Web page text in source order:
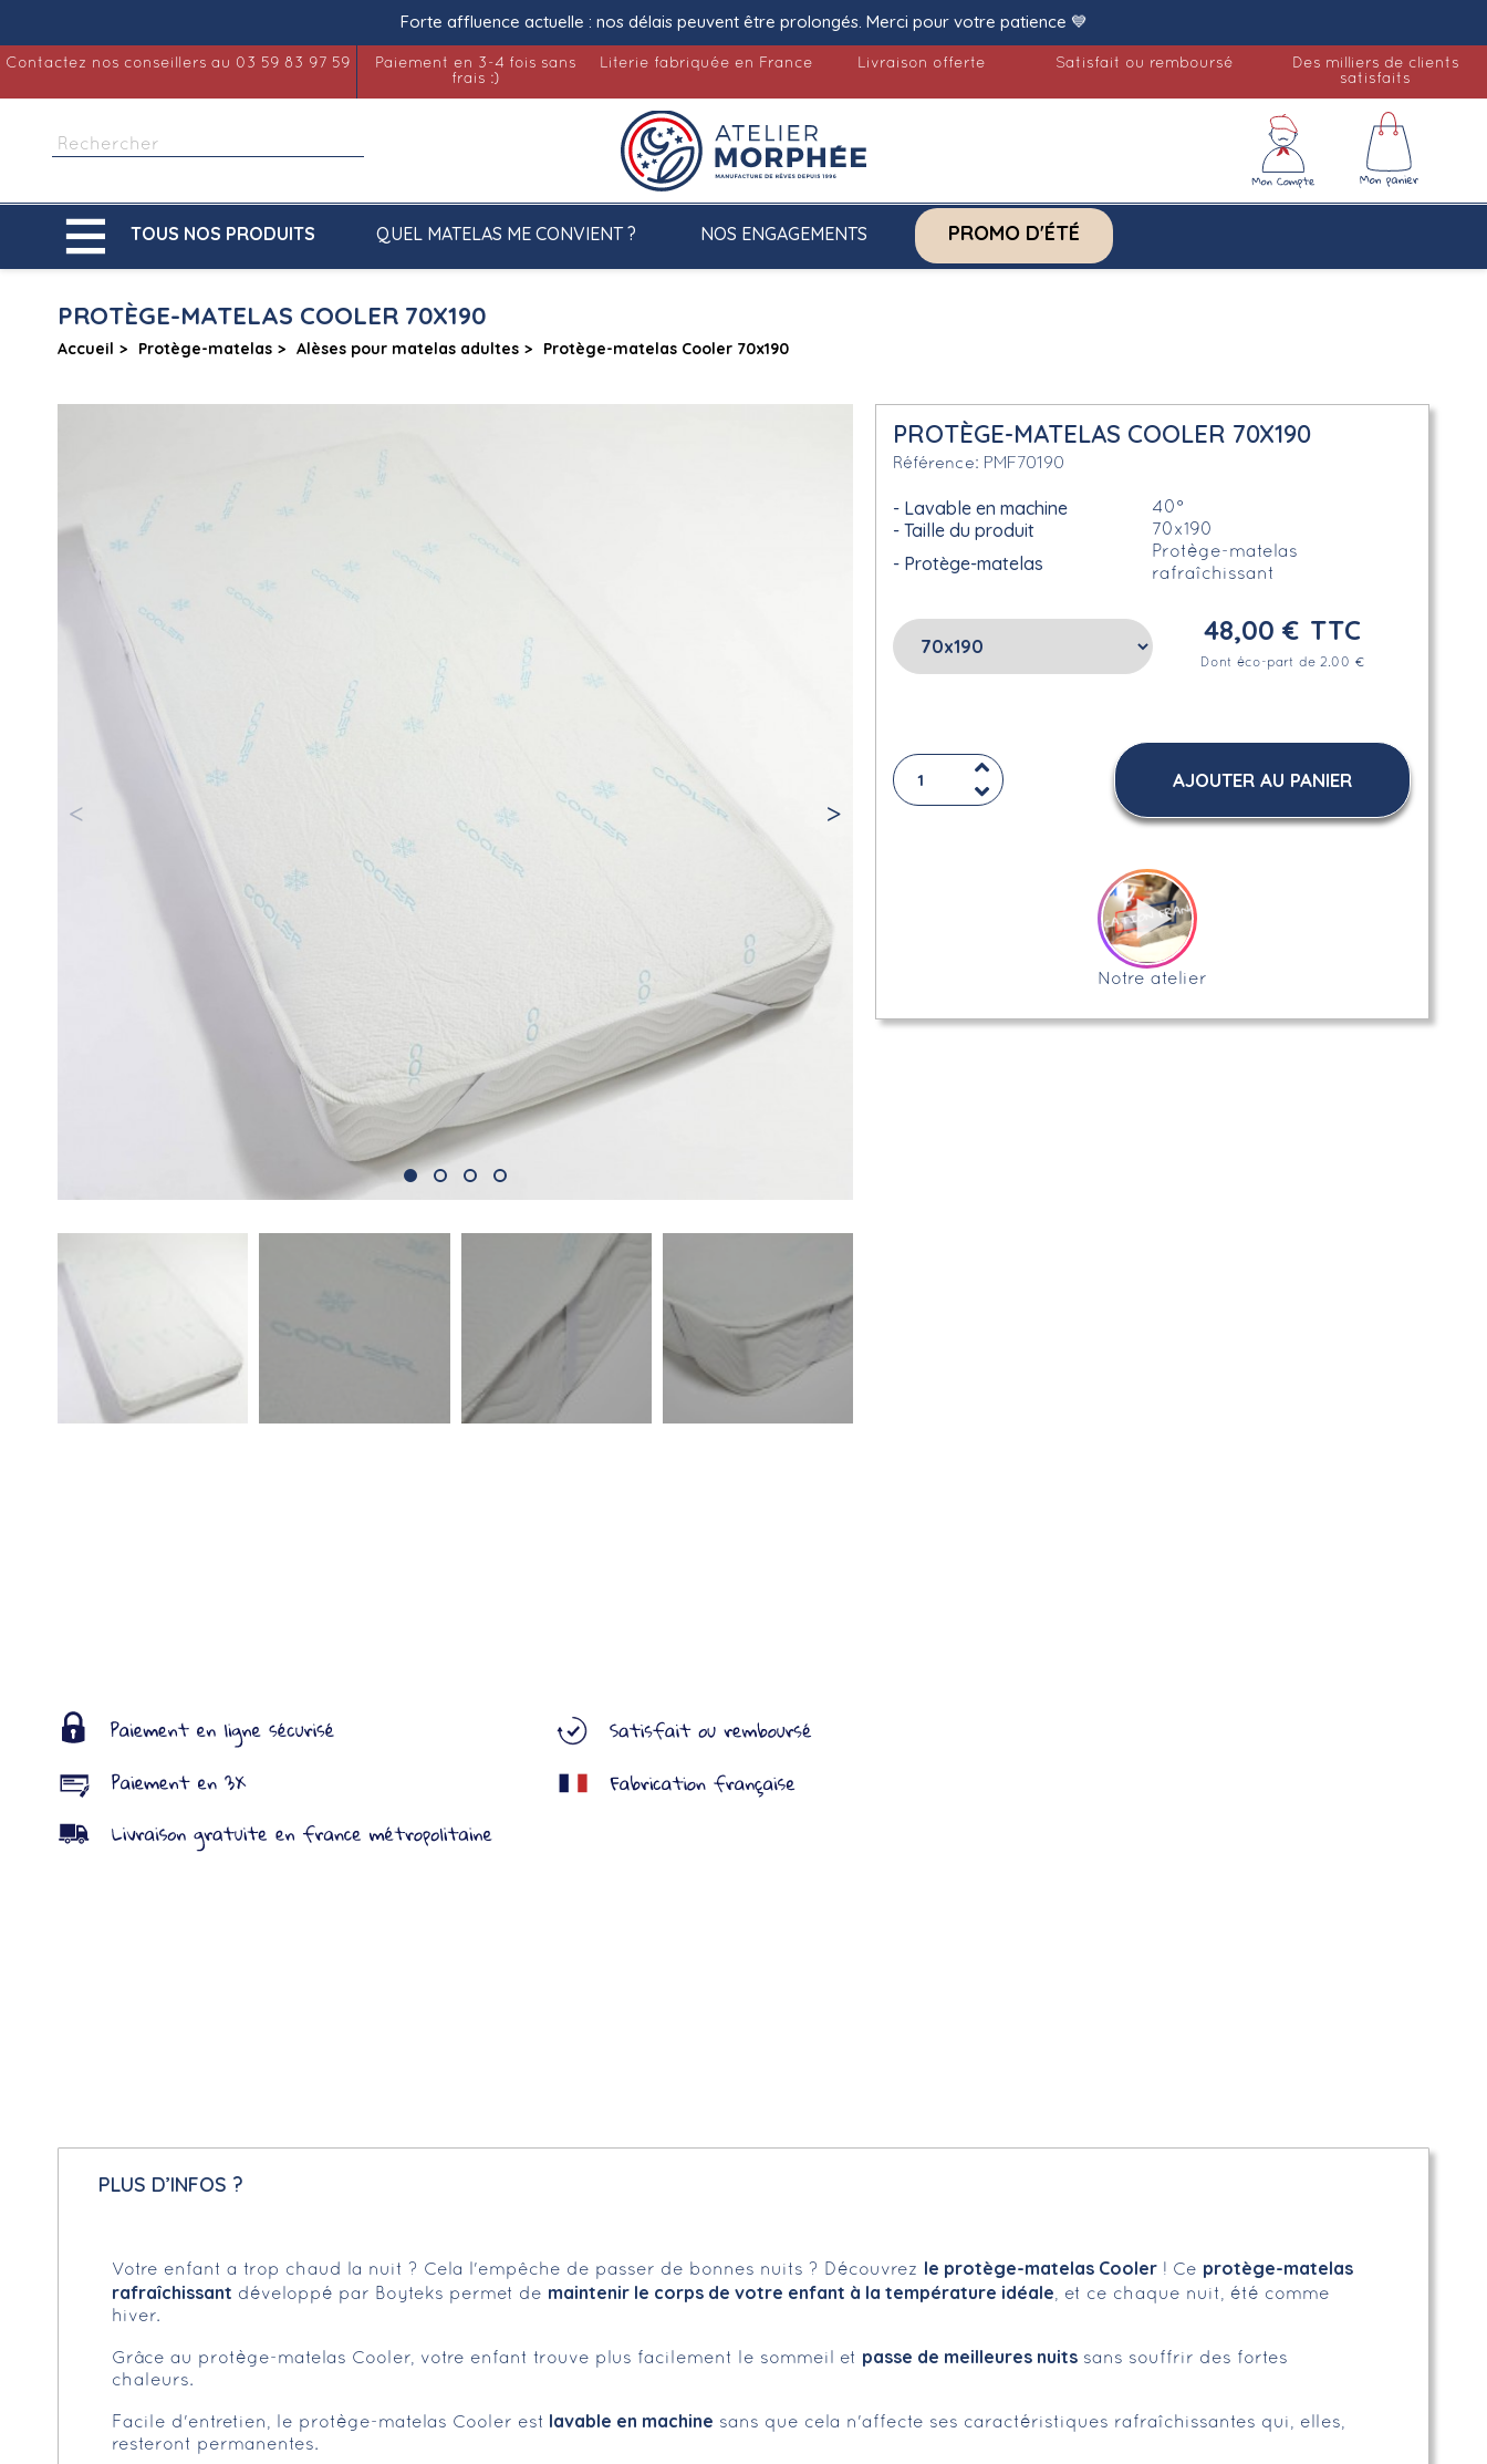
Forte affluence actuelle : nos délais peuvent être prolongés. Merci pour votre patience 💙
Contactez nos conseillers au 03 59 83 97 59
Paiement en 3-4 fois sans
frais :)
Literie fabriquée en France Livraison offerte Satisfait ou remboursé
Des milliers de clients
satisfaits
 TOUS NOS PRODUITS QUEL MATELAS ME CONVIENT ? NOS ENGAGEMENTS PROMO D'ÉTÉ
PROTÈGE-MATELAS COOLER 70X190
Accueil Protège-matelas Alèses pour matelas adultes Protège-matelas Cooler 70x190
PROTÈGE-MATELAS COOLER 70X190
Référence PMF70190
Lavable en machine 40°
Taille du produit 70x190
Protège-matelas
Protège-matelas
rafraîchissant
48,00 € TTC
Dont éco-part de 2.00 €
AJOUTER AU PANIER
Notre atelier
PLUS D’INFOS ?
Votre enfant a trop chaud la nuit ? Cela l'empêche de passer de bonnes nuits ? Découvrez le protège-matelas Cooler ! Ce protège-matelas
rafraîchissant développé par Boyteks permet de maintenir le corps de votre enfant à la température idéale, et ce chaque nuit, été comme
hiver.
Grâce au protège-matelas Cooler, votre enfant trouve plus facilement le sommeil et passe de meilleures nuits sans souffrir des fortes
chaleurs.
Facile d'entretien, le protège-matelas Cooler est lavable en machine sans que cela n'affecte ses caractéristiques rafraîchissantes qui, elles,
resteront permanentes.